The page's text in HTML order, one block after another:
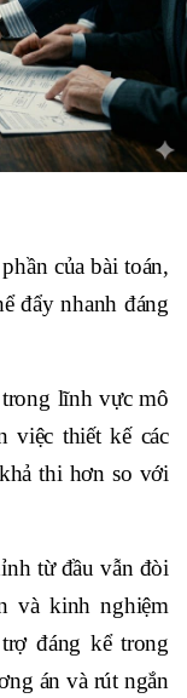
của bài toán,
đẩy nhanh đáng
lĩnh vực mô
việc thiết kế các
thi hơn so với
từ đầu vẫn đòi
và kinh nghiệm
đáng kể trong
án và rút ngắn